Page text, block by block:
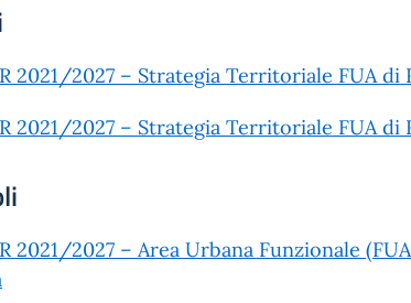
2021/2027 – Strategia Territoriale FUA
2021/2027 – Strategia Territoriale FUA
2021/2027 – Area Urbana Funzionale